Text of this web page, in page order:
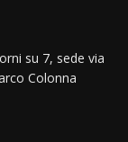
su 7, sede via
Colonna